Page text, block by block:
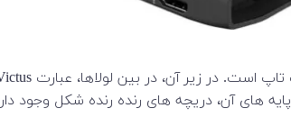
های آن، دریچه های رنده رنده شکل وجود